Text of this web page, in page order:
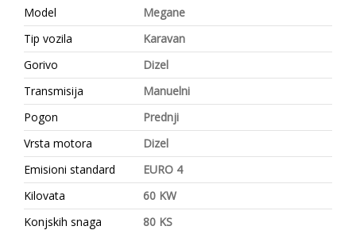
Model
Megane
Tip vozila
Karavan
Gorivo
Dizel
Transmisija
Manuelni
Pogon
Prednji
Vrsta motora
Dizel
Emisioni standard
EURO 4
Kilovata
60 KW
Konjskih snaga
80 KS